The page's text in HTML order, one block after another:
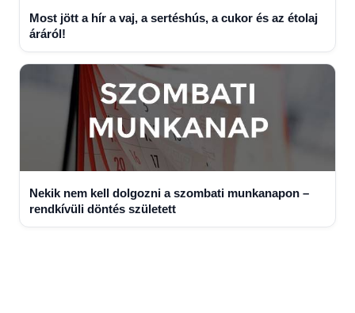
Most jött a hír a vaj, a sertéshús, a cukor és az étolaj
áráról!
Nekik nem kell dolgozni a szombati munkanapon –
rendkívüli döntés született